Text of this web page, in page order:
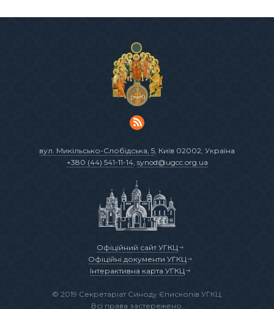
вул. Микільсько-Слобідська, 5, Київ 02002, Україна
+380 (44) 541-11-14, synod@ugcc.org.ua
Офіційний сайт УГКЦ
Офіційні документи УГКЦ
Інтерактивна карта УГКЦ
© 2019 Секретаріат Синоду Єпископів УГКЦ.
Всі права застережено.